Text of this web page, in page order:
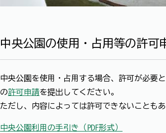
中央公園の使用・占用等の許可
中央公園を使用・占用する場合、許可が必要
の許可申請を提出してください。
ただし、内容によっては許可できないことも
中央公園利用の手引き（PDF形式）